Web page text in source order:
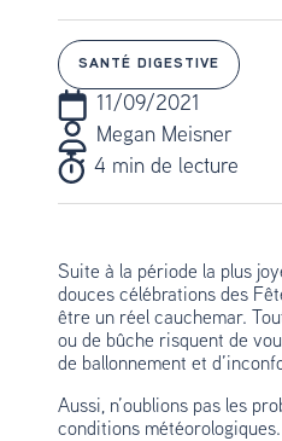
SANTÉ DIGESTIVE
11/09/2021
Megan Meisner
4 min de lecture
Suite à la période la plus
douces célébrations des
être un réel cauchemar.
ou de bûche risquent de
de ballonnement et
Aussi, n’oublions pas les
conditions